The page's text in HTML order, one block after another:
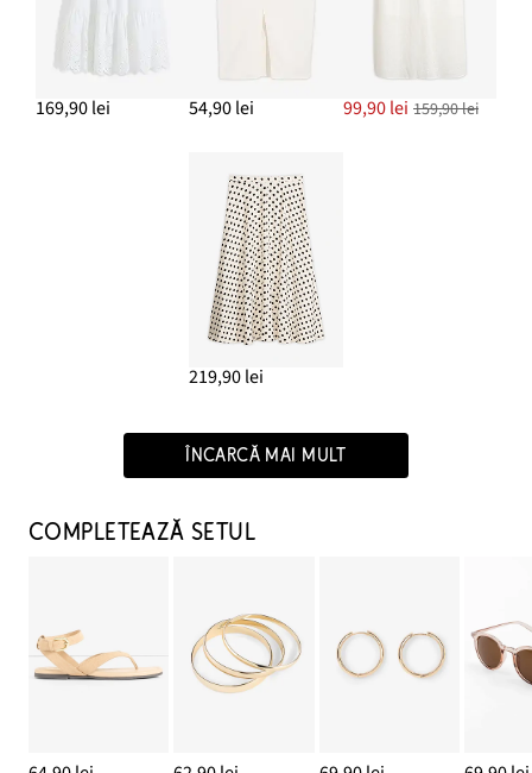
ADAUGĂ ÎN COȘ
169,90 lei 54,90 lei 99,90 lei 159,90 lei
219,90 lei
ÎNCARCĂ MAI MULT
COMPLETEAZĂ SETUL